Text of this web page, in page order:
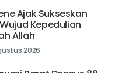
Ajak Sukseskan
Kepedulian
Allah
2026